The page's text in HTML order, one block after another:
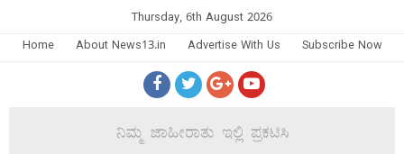
Thursday, 6th August 2026
Home
About News13.in Advertise With Us Subscribe Now